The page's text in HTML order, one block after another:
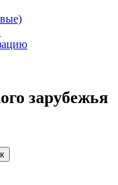
зарубежья